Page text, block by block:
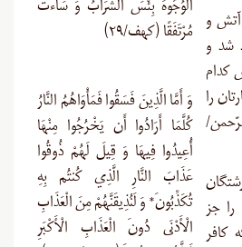
آتش و
شد و
کدام
را
را جز
کافر
الْوُجُوهَ بِئْسَ الشَّرَابُ وَ سَاءتْ
مُرْتَفَقًا (کهف/۲۹)
وَ أَمَّا الَّذِينَ فَسَقُوا فَمَأْوَاهُمُ النَّارُ
كُلَّمَا أَرَادُوا أَن يَخْرُجُوا مِنْهَا
أُعِيدُوا فِيهَا وَ قِيلَ لَهُمْ ذُوقُوا
عَذَابَ النَّارِ الَّذِي كُنتُم بِهِ
تُكَذِّبُونَ* وَ لَنُذِيقَنَّهُمْ مِنَ الْعَذَابِ
الْأَدْنَى دُونَ الْعَذَابِ الْأَكْبَرِ